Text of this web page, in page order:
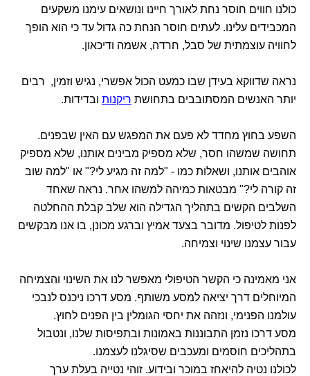
כולנו חווים חוסר נחת לאורך חיינו ונושאים עימנו משקעים
המכבידים עלינו. לעתים חוסר הנחת כה גדול עד כי הוא הופך
לחוויה עוצמתית של סבל, חרדה, אשמה ודיכאון.
נראה שדווקא בעידן שבו כמעט הכול אפשרי, נגיש וזמין, רבים
יותר האנשים המסתובבים בתחושת ריקנות ובדידות.
השפע בחוץ מחדד לא פעם את המפגש עם האין שבפנים.
תחושה שמשהו חסר, שלא מספיק מבינים אותנו, שלא מספיק
אוהבים אותנו, ושאלות כמו - "למה זה מגיע לי?" או "למה שוב
זה קורה לי?" מבטאות כמיהה למשהו אחר. נראה שאחד
השלבים הקשים בתהליך הגדילה הוא שלב קבלת ההחלטה
לפנות לטיפול. מדובר בצעד אמיץ וברגע מכונן, בו אנו מבקשים
עבור עצמנו שינוי וצמיחה.
אני מאמינה כי הקשר הטיפולי מאפשר לנו את השינוי והצמיחה
המיוחלים דרך יציאה למסע משותף. מסע דרכו ניכנס לנבכי
עולמנו הפנימי, ונזהה את יחסי הגומלין בין הפנים לחוץ.
מסע דרכו נזמן התבוננות באמונות ובתפיסות שלנו, ונטבול
בתהליכים חוסמים ומעכבים שסיגלנו לעצמנו.
לכולנו נטיה להיאחז במוכר ובידוע. זוהי נטייה בעלת ערך